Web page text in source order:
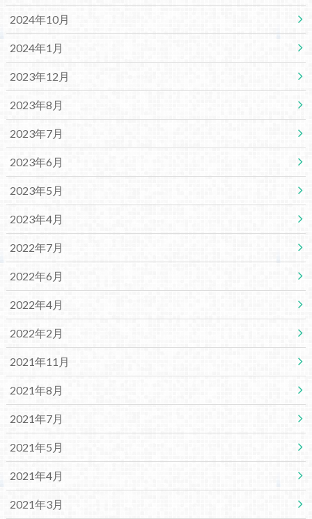
2024年10月
2024年1月
2023年12月
2023年8月
2023年7月
2023年6月
2023年5月
2023年4月
2022年7月
2022年6月
2022年4月
2022年2月
2021年11月
2021年8月
2021年7月
2021年5月
2021年4月
2021年3月